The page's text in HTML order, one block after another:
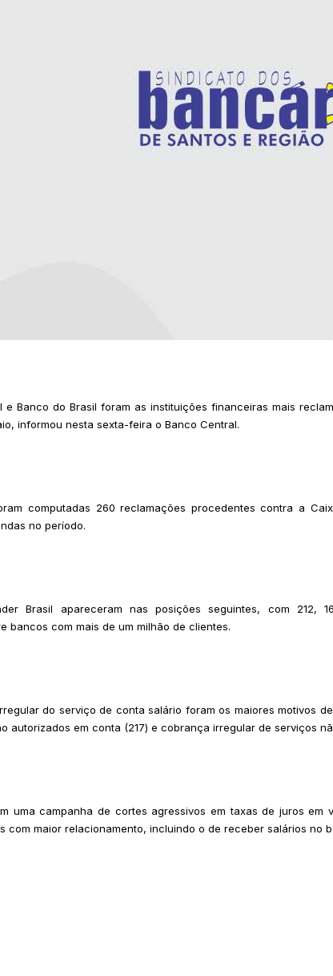
e Banco do Brasil foram as instituições financeiras mais
informou nesta sexta-feira o Banco Central.
computadas 260 reclamações procedentes contra a
no período.
Brasil apareceram nas posições seguintes, com 212,
bancos com mais de um milhão de clientes.
do serviço de conta salário foram os maiores motivos
autorizados em conta (217) e cobrança irregular de serviços
uma campanha de cortes agressivos em taxas de juros em
com maior relacionamento, incluindo o de receber salários no